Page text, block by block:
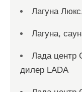
Лагуна
Лагуна,
Лада центр
дилер LADA